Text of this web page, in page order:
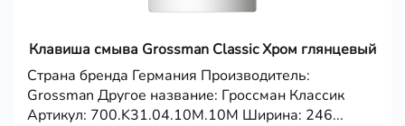
Клавиша смыва Grossman Classic Хром глянцевый
Страна бренда Германия Производитель:
Grossman Другое название: Гроссман Классик
Артикул: 700.K31.04.10M.10M Ширина: 246...